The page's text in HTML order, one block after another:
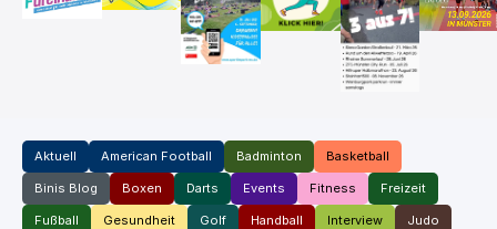
Aktuell American Football Badminton Basketball
Binis Blog Boxen Darts Events Fitness Freizeit
Fußball Gesundheit Golf Handball Interview Judo